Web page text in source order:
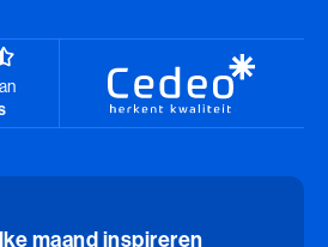
maand inspireren